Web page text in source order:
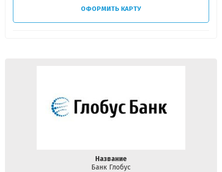
ОФОРМИТЬ КАРТУ
Название
Банк Глобус